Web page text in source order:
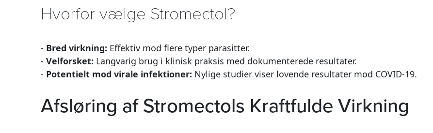
Hvorfor vælge Stromectol?
- Bred virkning: Effektiv mod flere typer parasitter.
- Velforsket: Langvarig brug i klinisk praksis med dokumenterede resultater.
- Potentielt mod virale infektioner: Nylige studier viser lovende resultater mod COVID-19.
Afsløring af Stromectols Kraftfulde Virkning